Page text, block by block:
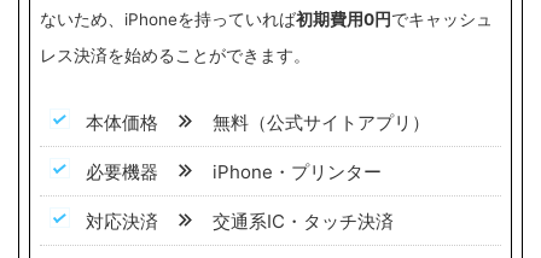
ないため、iPhoneを持っていれば初期費用0円でキャッシュ
レス決済を始めることができます。
本体価格 無料（公式サイトアプリ）
必要機器 iPhone・プリンター
対応決済 交通系IC・タッチ決済